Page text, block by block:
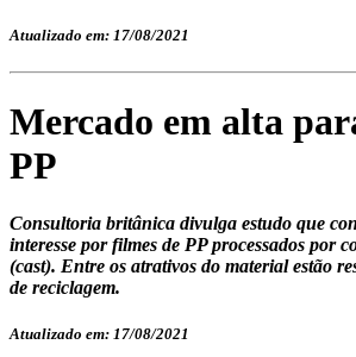
Atualizado em: 17/08/2021
Mercado em alta
PP
Consultoria britânica divulga estudo que
interesse por filmes de PP processados por
(cast). Entre os atrativos do material estão
de reciclagem.
Atualizado em: 17/08/2021